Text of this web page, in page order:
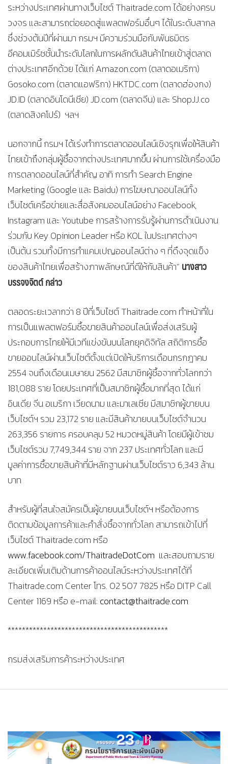
ระหว่างประเทศผ่านทางเว็บไซต์ Thaitrade.com ได้อย่างครบ
วงจร และสามารถต่อยอดสู่แพลตฟอร์มอื่นๆ ได้ในระดับสากล
ซึ่งช่วงต้นปีที่ผ่านมา กรมฯ มีความร่วมมือกับพันธมิตร
อีคอมเมิร์ซชั้นนำระดับโลกในการผลักดันสินค้าไทยเข้าสู่ตลาด
ต่างประเทศอีกด้วย ได้แก่ Amazon.com (ตลาดอเมริกา)
Gosoko.com (ตลาดแอฟริกา) HKTDC.com (ตลาดฮ่องกง)
JD.ID (ตลาดอินโดนีเซีย) JD.com (ตลาดจีน) และ ShopJJ.co
(ตลาดสิงคโปร์) ฯลฯ
นอกจากนี้ กรมฯ ได้เร่งทำการตลาดออนไลน์เชิงรุกเพื่อให้สินค้า
ไทยเข้าถึงกลุ่มผู้ซื้อจากต่างประเทศมากขึ้น ผ่านการใช้เครื่องมือ
การตลาดออนไลน์ที่สำคัญ อาทิ การทำ Search Engine
Marketing (Google และ Baidu) การโฆษณาออนไลน์ทั้ง
เว็บไซต์เครือข่ายและสื่อสังคมออนไลน์อย่าง Facebook,
Instagram และ Youtube การสร้างการรับรู้ผ่านการดำเนินงาน
ร่วมกับ Key Opinion Leader หรือ KOL ในประเทศต่างๆ
เป็นต้น รวมทั้งมีการทำแคมเปญออนไลน์ต่าง ๆ ที่ดึงจุดแข็ง
ของสินค้าไทยเพื่อสร้างภาพลักษณ์ที่ดีให้กับสินค้า” นางสาว
บรรจงจิตต์ กล่าว
ตลอดระยะเวลากว่า 8 ปีที่เว็บไซต์ Thaitrade.com ทำหน้าที่ใน
การเป็นแพลตฟอร์มซื้อขายสินค้าออนไลน์เพื่อส่งเสริมผู้
ประกอบการไทยให้มีเวทีแข่งขันบนโลกยุคดิจิทัล สถิติการซื้อ
ขายออนไลน์ผ่านเว็บไซต์ตั้งแต่เปิดให้บริการเดือนกรกฎาคม
2554 จนถึงเดือนเมษายน 2562 มีสมาชิกผู้ซื้อจากทั่วโลกกว่า
181,088 ราย โดยประเทศที่เป็นสมาชิกผู้ซื้อมากที่สุด ได้แก่
อินเดีย จีน อเมริกา เวียดนาม และมาเลเซีย มีสมาชิกผู้ขายบน
เว็บไซต์ฯ รวม 23,172 ราย และมีสินค้าขายบนเว็บไซต์จำนวน
263,356 รายการ ครอบคลุม 52 หมวดหมู่สินค้า โดยมีผู้เข้าชม
เว็บไซต์รวม 7,749,344 ราย จาก 237 ประเทศทั่วโลก และมี
มูลค่าการซื้อขายสินค้าที่มีหลักฐานผ่านเว็บไซต์ราว 6,343 ล้าน
บาท
สำหรับผู้ที่สนใจสมัครเป็นผู้ขายบนเว็บไซต์ฯ หรือต้องการ
ติดตามข้อมูลการค้าและคำสั่งซื้อจากทั่วโลก สามารถเข้าไปที่
เว็บไซต์ Thaitrade.com หรือ
www.facebook.com/ThaitradeDotCom และสอบถามราย
ละเอียดเพิ่มเติมด้านการค้าออนไลน์ระหว่างประเทศได้ที่
Thaitrade.com Center โทร. 02 507 7825 หรือ DITP Call
Center 1169 หรือ e-mail: contact@thaitrade.com
*********************************************
กรมส่งเสริมการค้าระหว่างประเทศ